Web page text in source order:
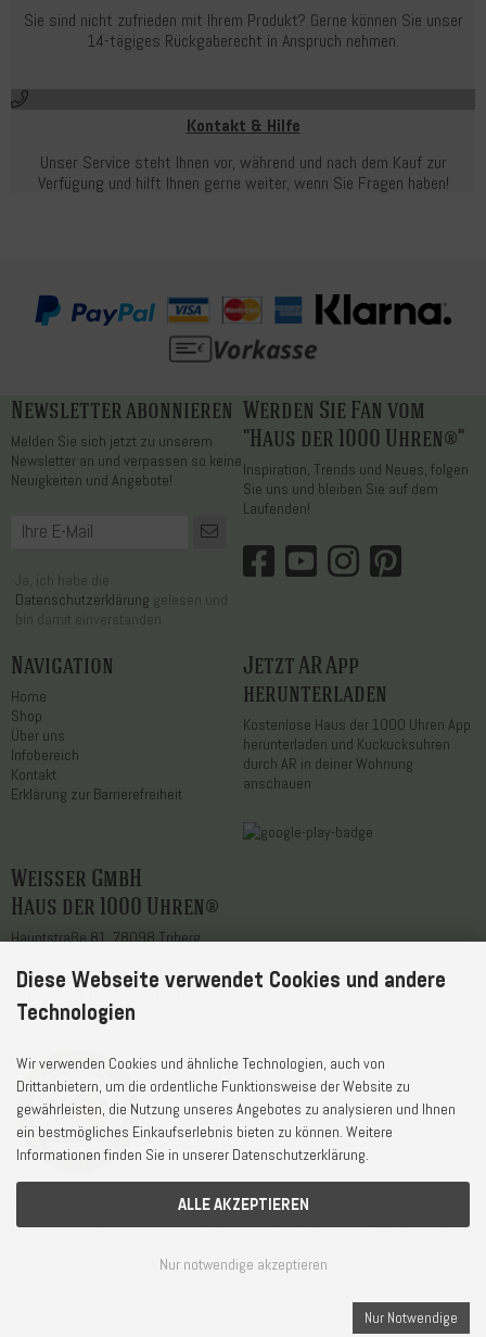
Sie sind nicht zufrieden mit Ihrem Produkt? Gerne können Sie unser
14-tägiges Rückgaberecht in Anspruch nehmen.
Kontakt & Hilfe
Unser Service steht Ihnen vor, während und nach dem Kauf zur
Verfügung und hilft Ihnen gerne weiter, wenn Sie Fragen haben!
Newsletter abonnieren
Melden Sie sich jetzt zu unserem
Newsletter an und verpassen so keine
Neuigkeiten und Angebote!
Ja, ich habe die
Datenschutzerklärung gelesen und
bin damit einverstanden.
Werden Sie Fan vom
"Haus der 1000 Uhren®"
Inspiration, Trends und Neues, folgen
Sie uns und bleiben Sie auf dem
Laufenden!
Navigation
Home
Shop
Über uns
Infobereich
Kontakt
Erklärung zur Barrierefreiheit
Jetzt AR App
herunterladen
Kostenlose Haus der 1000 Uhren App
herunterladen und Kuckucksuhren
durch AR in deiner Wohnung
anschauen
Weisser GmbH
Haus der 1000 Uhren®
Hauptstraße 81, 78098 Triberg
Telefon+49 7722 / 9630-0
E-Mailservice@1000uhren.com
Lieferzeit und Versandkosten
Privatsphäre und Datenschutz
© Weisser GmbH - Haus der 1000 Uhren®
Diese Webseite verwendet Cookies und andere
Technologien
Wir verwenden Cookies und ähnliche Technologien, auch von
Drittanbietern, um die ordentliche Funktionsweise der Website zu
gewährleisten, die Nutzung unseres Angebotes zu analysieren und Ihnen
ein bestmögliches Einkaufserlebnis bieten zu können. Weitere
Informationen finden Sie in unserer Datenschutzerklärung.
ALLE AKZEPTIEREN
Nur notwendige akzeptieren
Nur Notwendige